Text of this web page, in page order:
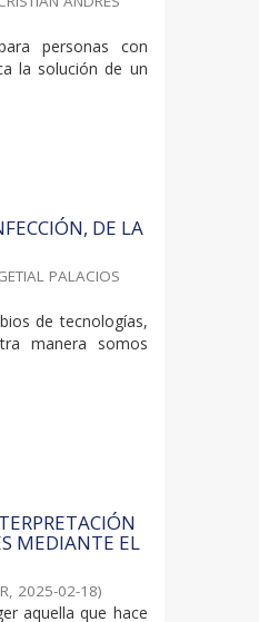
personas con
la solución de un
DE LA
PALACIOS
de tecnologías,
manera somos
MEDIANTE EL
, 2025-02-18)
aquella que hace